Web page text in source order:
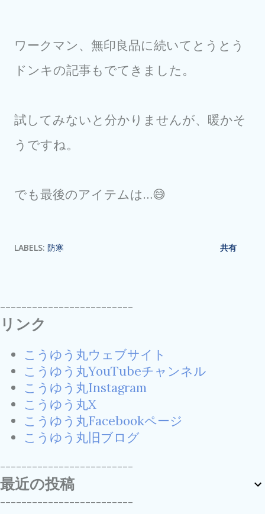
ワークマン、無印良品に続いてとうとう
ドンキの記事もでてきました。
試してみないと分かりませんが、暖かそ
うですね。
でも最後のアイテムは…😅
LABELS: 防寒 共有
-------------------------
リンク
こうゆう丸ウェブサイト
こうゆう丸YouTubeチャンネル
こうゆう丸Instagram
こうゆう丸X
こうゆう丸Facebookページ
こうゆう丸旧ブログ
-------------------------
最近の投稿
-------------------------